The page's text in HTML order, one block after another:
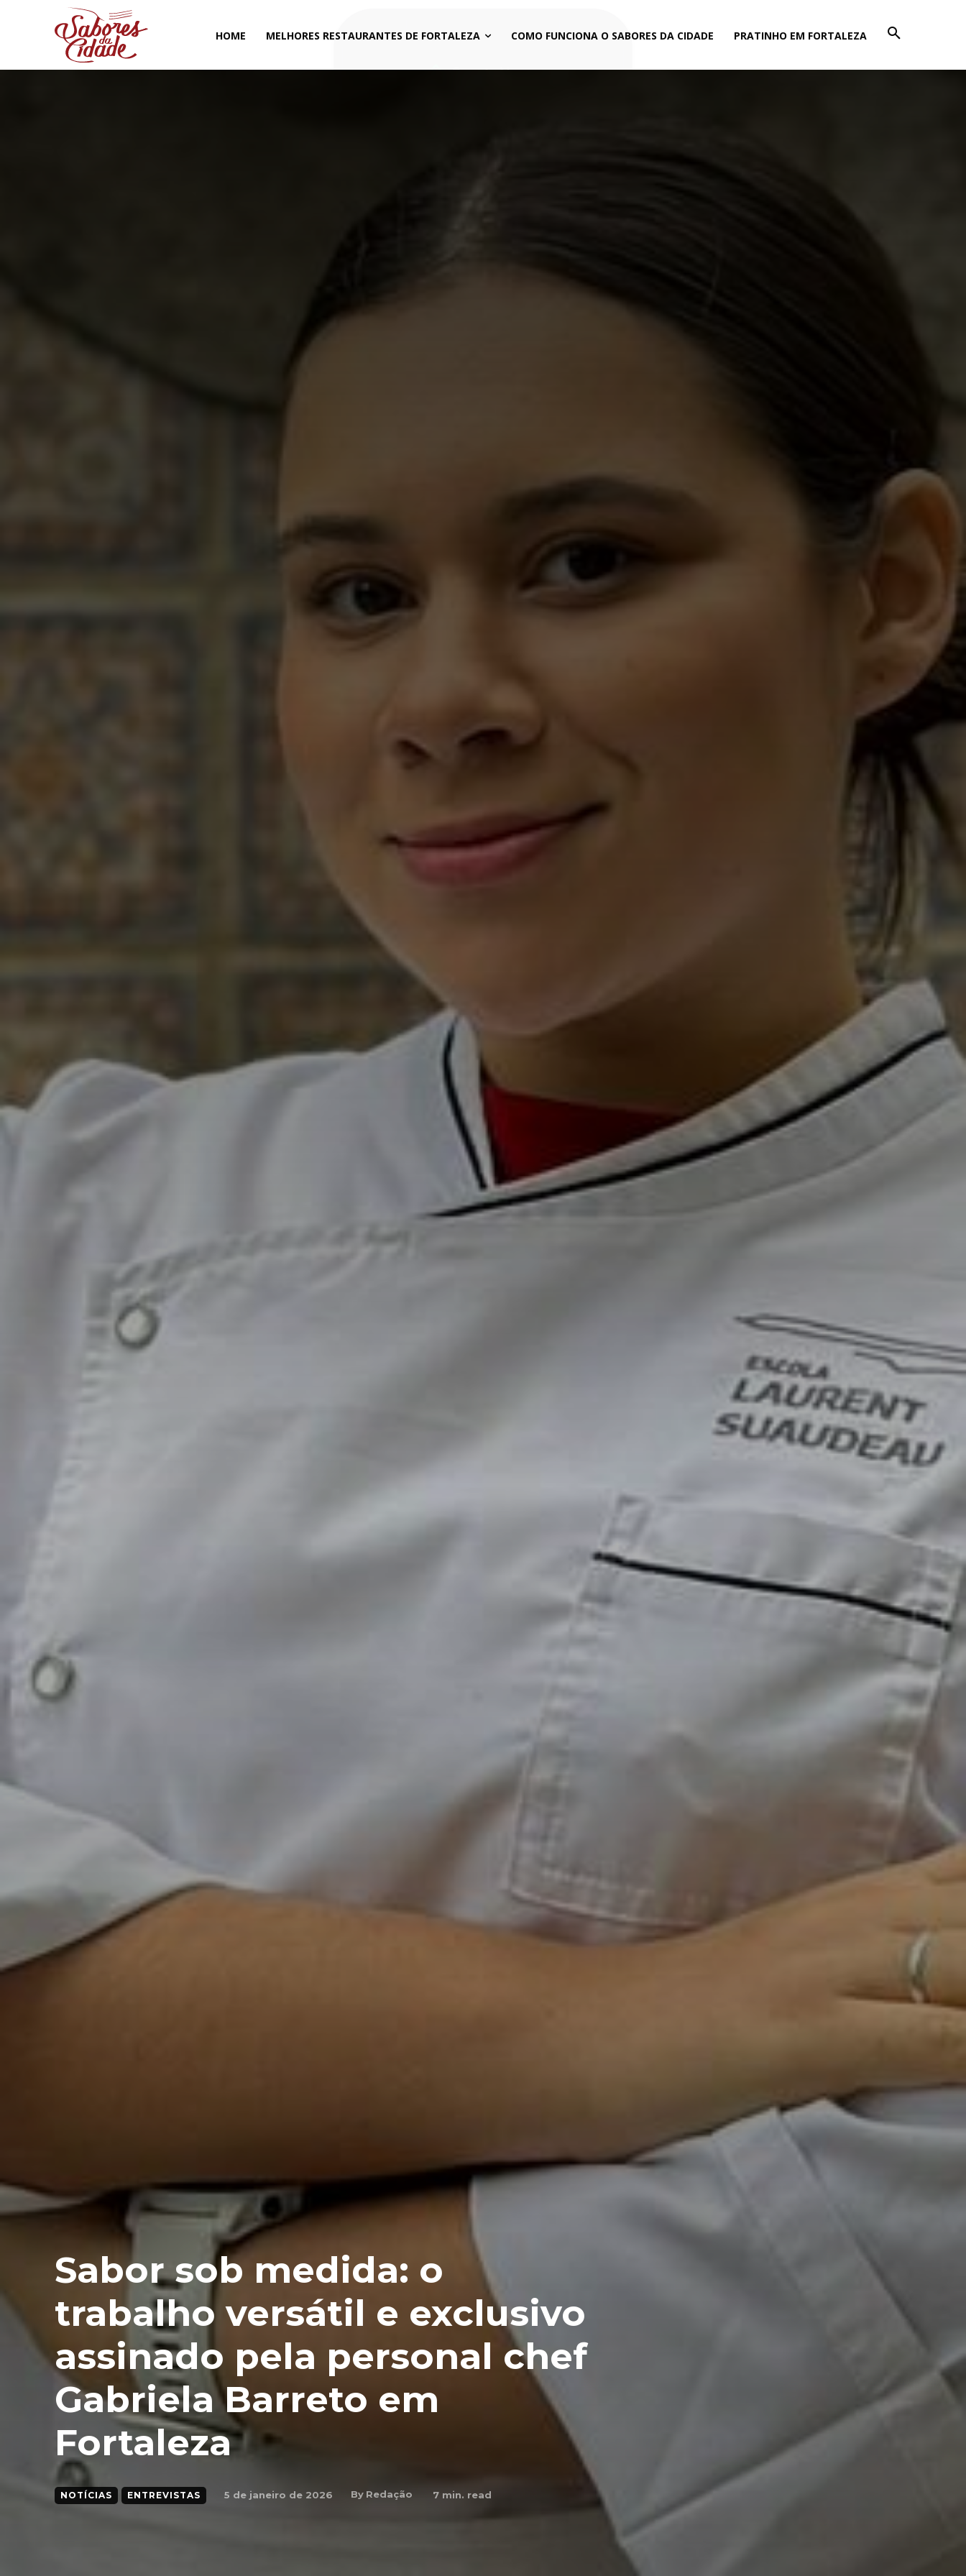
HOME MELHORES RESTAURANTES DE FORTALEZA COMO FUNCIONA O SABORES DA CIDADE PRATINHO EM FORTALEZA
Sabor sob medida: o
trabalho versátil e exclusivo
assinado pela personal chef
Gabriela Barreto em
Fortaleza
NOTÍCIAS ENTREVISTAS 5 de janeiro de 2026 By Redação 7 min. read